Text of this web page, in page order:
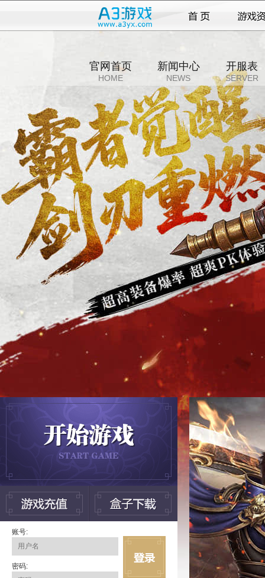
官网首页
HOME
新闻中心
NEWS
开服表
SERVER
账号:
密码: